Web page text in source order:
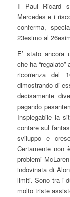
Il Paul Ricard
Mercedes e i
conferma,
23esimo al
E’ stato ancora
che ha
ricorrenza del
dimostrando di
decisamente
pagando
Inspiegabile la
contare sul
sviluppo e
Certamente non
problemi
indovinata di
limiti. Sono tra i
molto triste